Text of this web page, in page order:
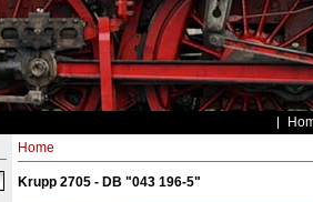
Home
Krupp 2705 - DB "043 196-5"